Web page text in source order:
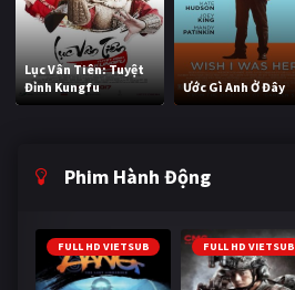
Lục Vân Tiên: Tuyệt
Đỉnh Kungfu
Ước Gì Anh Ở Đây
Phim Hành Động
FULL HD VIETSUB FULL HD VIETSUB